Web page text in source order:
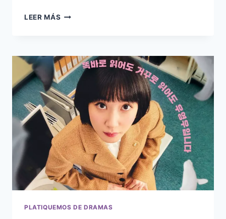
LEER MÁS
TAE
OH
QUE
DEBES
DE
VER
ADEMÁS
DE
EXTRAORDINARY
ATTORNEY
WOO
PLATIQUEMOS DE DRAMAS